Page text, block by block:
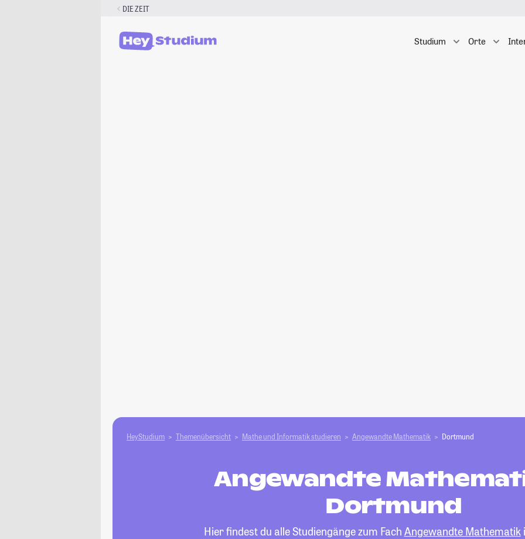
DIE ZEIT
Studium Orte
HeyStudium Themenübersicht Mathe und Informatik studieren Angewandte Mathematik Dortmund
Angewandte
Dortmund
Hier findest du alle Studiengänge zum Fach Angewandte Mathematik